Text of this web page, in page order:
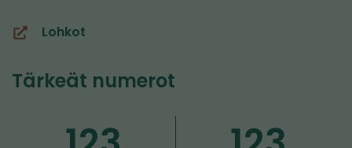
Lohkot
(siirryt
palveluun)
Tärkeät numerot